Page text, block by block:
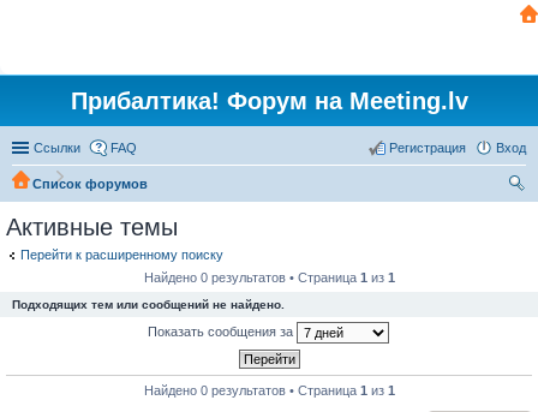
Прибалтика! Форум на Meeting.lv
Ссылки FAQ Вход
Регистрация
Список форумов
Активные темы
Перейти к расширенному поиску
Найдено 0 результатов • Страница 1 из 1
Подходящих тем или сообщений не найдено.
Показать сообщения за
Найдено 0 результатов • Страница 1 из 1